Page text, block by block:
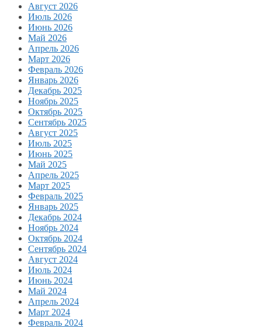
Август 2026
Июль 2026
Июнь 2026
Май 2026
Апрель 2026
Март 2026
Февраль 2026
Январь 2026
Декабрь 2025
Ноябрь 2025
Октябрь 2025
Сентябрь 2025
Август 2025
Июль 2025
Июнь 2025
Май 2025
Апрель 2025
Март 2025
Февраль 2025
Январь 2025
Декабрь 2024
Ноябрь 2024
Октябрь 2024
Сентябрь 2024
Август 2024
Июль 2024
Июнь 2024
Май 2024
Апрель 2024
Март 2024
Февраль 2024